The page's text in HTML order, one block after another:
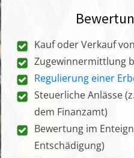
Kauf oder Verkauf
Zugewinnermittlung
Regulierung einer
Steuerliche Anlässe
dem Finanzamt)
Bewertung im
Entschädigung)